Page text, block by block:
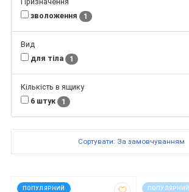
зволоження
1
Вид
для тіла
1
Кількість в ящику
6 штук
1
Сортувати: За замовчуванням
ПОПУЛЯРНИЙ
код: 32381 ПОПУЛЯРНИЙ
код: 32382